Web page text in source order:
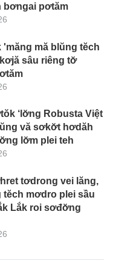
bơngai pơtăm
'măng mă blŭng tĕch
sâu riêng tơ̆
‘lơ̆ng Robusta Việt
vă sơkơ̆t hơdăh
lơ̆m plei teh
tơdrong vei lăng,
mơdro plei sầu
Lắk roi sơđơ̆ng